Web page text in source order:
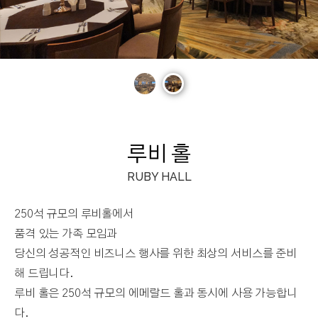
루비 홀
RUBY HALL
250석 규모의 루비홀에서
품격 있는 가족 모임과
당신의 성공적인 비즈니스 행사를 위한 최상의 서비스를 준비
해 드립니다.
루비 홀은 250석 규모의 에메랄드 홀과 동시에 사용 가능합니
다.